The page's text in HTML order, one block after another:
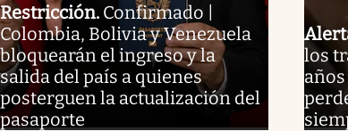
Restricción. Confirmado |
Colombia, Bolivia y Venezuela
bloquearán el ingreso y la
salida del país a quienes
posterguen la actualización del
pasaporte
los